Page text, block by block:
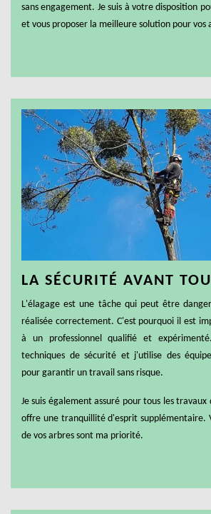
sans engagement. Je suis à votre disposition
et vous proposer la meilleure solution pour vos
LA SÉCURITÉ AVANT
L'élagage est une tâche qui peut être
réalisée correctement. C'est pourquoi il est
à un professionnel qualifié et
techniques de sécurité et j'utilise des
pour garantir un travail sans risque.
Je suis également assuré pour tous les travaux
offre une tranquillité d'esprit supplémentaire.
de vos arbres sont ma priorité.